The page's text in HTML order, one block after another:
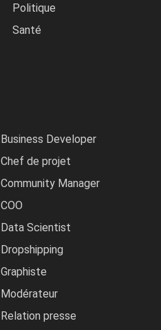
Politique
Santé
Business Developer
Chef de projet
Community Manager
COO
Data Scientist
Dropshipping
Graphiste
Modérateur
Relation presse